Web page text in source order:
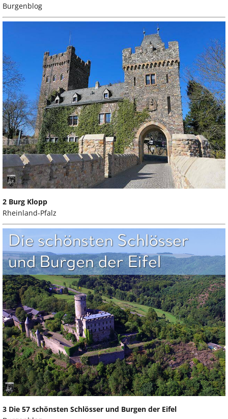
Burgenblog
2 Burg Klopp
Rheinland-Pfalz
3 Die 57 schönsten Schlösser und Burgen der Eifel